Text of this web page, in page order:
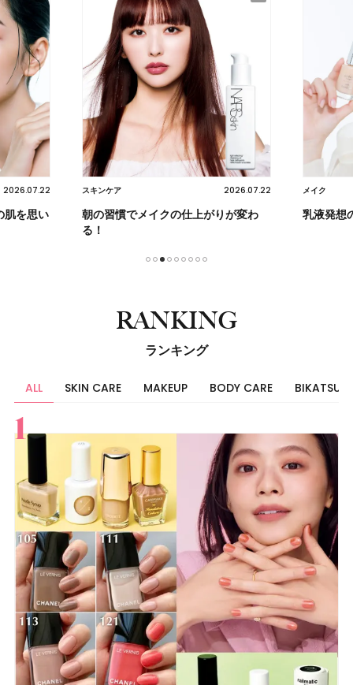
2026.07.22
肌を思い
スキンケア 2026.07.22
朝の習慣でメイクの仕上がりが変わ
る！
メイク
乳液発想
RANKING
ランキング
ALL SKIN CARE MAKEUP BODY CARE BIKATSU
すべて
スキンケア
メイク
ボディケア
美活
ヘア
ライフスタイル
ビューティーズ